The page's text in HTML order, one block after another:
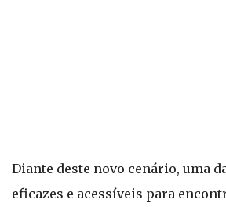
Diante deste novo cenário, uma
eficazes e acessíveis para